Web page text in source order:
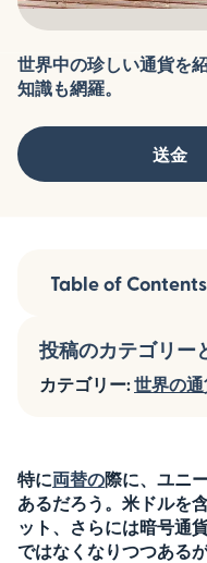
世界中の珍しい通貨を
知識も網羅。
送金
特に両替の際に、ユニ
あるだろう。米ドルを
ット、さらには暗号通
ではなくなりつつある
Table of Contents
投稿のカテゴリー
カテゴリー:世界の